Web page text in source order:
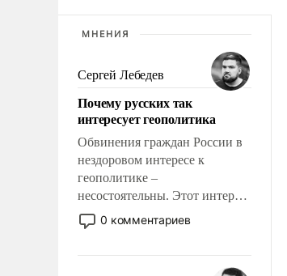
МНЕНИЯ
Сергей Лебедев
Почему русских так
интересует геополитика
Обвинения граждан России в
нездоровом интересе к
геополитике –
несостоятельны. Этот интерес
рационален и прагматичен. Он
обусловлен тысячелетним
0 комментариев